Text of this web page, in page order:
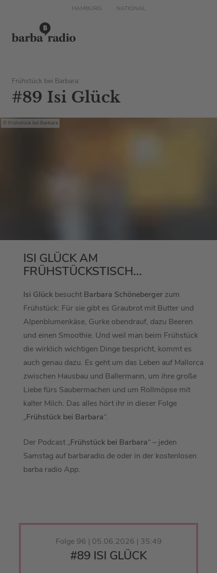
HAMBURG NATIONAL
Frühstück bei Barbara:
#89 Isi Glück
Frühstück bei Barbara
ISI GLÜCK AM
FRÜHSTÜCKSTISCH...
Isi Glück besucht Barbara Schöneberger zum
Frühstück: Für sie gibt es Graubrot mit Butter und
Alpenblumenkäse, Gurke obendrauf, dazu Beeren
und einen Smoothie. Und weil man beim Frühstück
die wirklich wichtigen Dinge bespricht, kommt es
auch genau dazu. Es geht um das Leben auf Mallorca
zwischen Hausbau und Ballermann, um ihre große
Liebe fürs Saubermachen und um Rollmöpse mit
kalter Milch. Das alles hört ihr in dieser Folge
„Frühstück bei Barbara“.
Der Podcast „Frühstück bei Barbara“ – jeden
Samstag auf barbaradio.de oder in der kostenlosen
barba radio App.
Folge 96 | 05.06.2026 | 35:49
#89 ISI GLÜCK